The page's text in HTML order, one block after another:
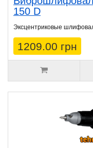
150 D
Эксцентриковые
1209.00 грн